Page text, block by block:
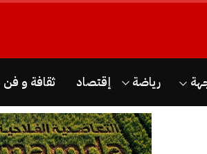
رياضة إقتصاد ثقافة و فن